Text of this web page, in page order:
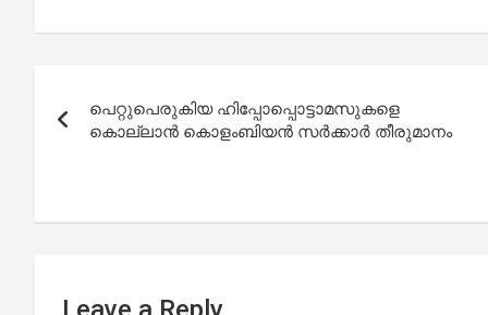
navigation
പെറ്റുപെരുകിയ ഹിപ്പോപ്പൊട്ടാമസുകളെ
കൊല്ലാൻ കൊളംബിയൻ സർക്കാർ തീരുമാനം